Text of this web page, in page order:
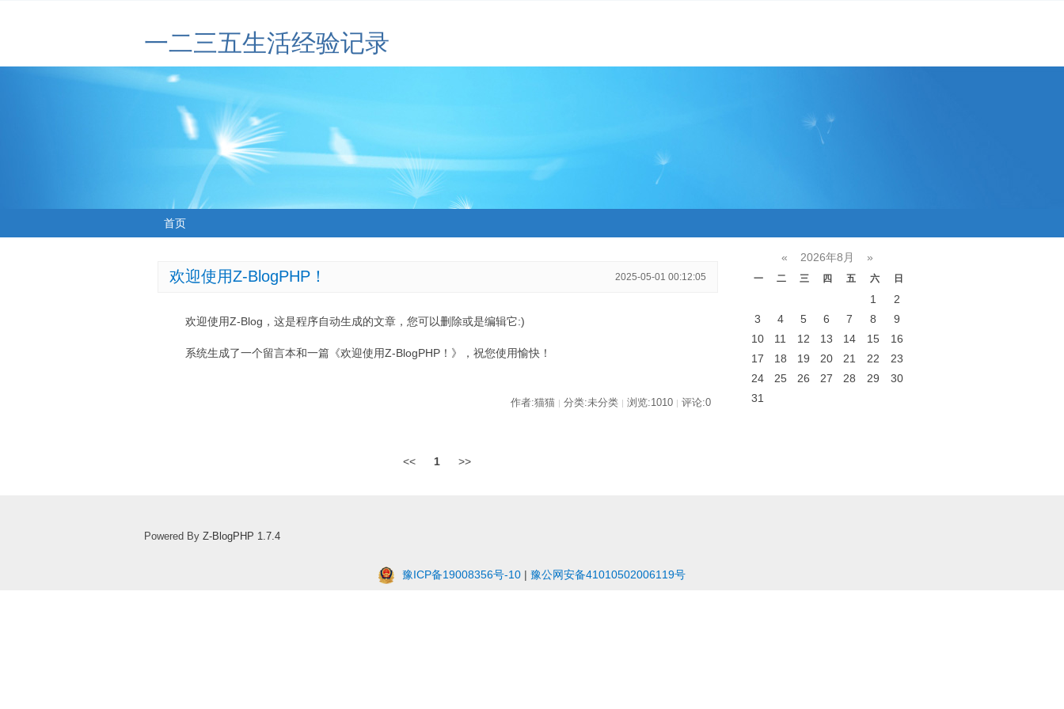
一二三五生活经验记录
首页
欢迎使用Z-BlogPHP！ 2025-05-01 00:12:05
欢迎使用Z-Blog，这是程序自动生成的文章，您可以删除或是编辑它:)
系统生成了一个留言本和一篇《欢迎使用Z-BlogPHP！》，祝您使用愉快！
作者:猫猫 | 分类:未分类 | 浏览:1010 | 评论:0
<< 1 >>
« 2026年8月 »
一 二 三 四 五 六 日
1
2
3
4 5 6 7 8
9
10
11 12 13 14 15
16
17
18 19 20 21 22
23
24
25 26 27 28 29
30
31
Powered By Z-BlogPHP 1.7.4
豫ICP备19008356号-10 | 豫公网安备41010502006119号